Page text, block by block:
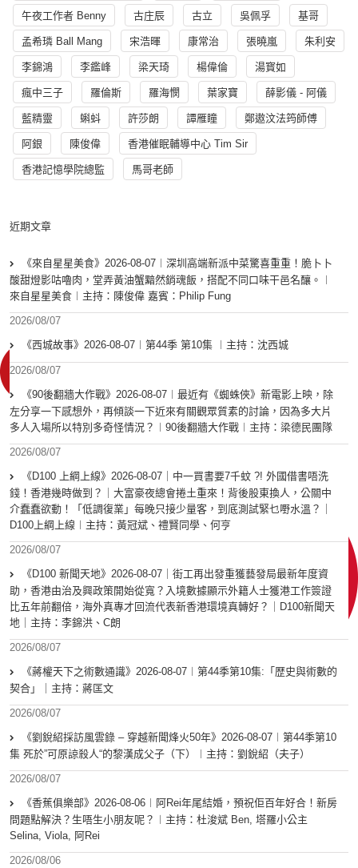
午夜工作者 Benny 古庄辰 古立 吳佩孚 基哥
孟希璘 Ball Mang 宋浩暉 康常治 張曉嵐 朱利安
李錦鴻 李鑑峰 梁天琦 楊偉倫 湯寳如
瘋中三子 羅倫斯 羅海憫 葉家寶 薛影儀 - 阿儀
藍精靈 蝌蚪 許莎朗 譚雁瞳 鄭遨汶法筠師傅
阿銀 陳俊偉 香港催眠輔導中心 Tim Sir
香港記憶學院總監 馬哥老師
近期文章
《來自星星美食》2026-08-07︱深圳高端新派中菜驚喜重重！脆卜卜
酸甜燈影咕嚕肉，堂弄黃油蟹黯然銷魂飯，搭配不同口味干邑名釀。︱
來自星星美食︱主持：陳俊偉 嘉賓：Philip Fung
2026/08/07
《西城故事》2026-08-07︱第44季 第10集 ︱主持：沈西城
2026/08/07
《90後翻牆大作戰》2026-08-07︱最近有《蜘蛛俠》新電影上映，除
左分享一下感想外，再傾談一下近來有關觀眾質素的討論，因為多大片
多人入場所以特別多奇怪情況？︱90後翻牆大作戰︱主持：梁德民團隊
2026/08/07
《D100 上綱上線》2026-08-07｜中一買書要7千蚊 ?! 外國借書唔洗
錢！香港幾時做到？｜大富豪夜總會捲土重來！背後股東換人，公關中
介蠢蠢欲動！「低調復業」每晚只接少量客，到底測試緊乜嘢水溫？｜
D100上綱上線︱主持：黃冠斌、禮賢同學、何亨
2026/08/07
《D100 新聞天地》2026-08-07｜街工再出發重獲藝發局最新年度資
助，香港由治及興政策開始從寬？入境數據顯示外籍人士獲港工作簽證
比五年前翻倍，海外真專才回流代表新香港環境真轉好？｜D100新聞天
地｜主持：李錦洪、C朗
2026/08/07
《蔣權天下之術數通識》2026-08-07︱第44季第10集:「歴史與術數的
契合」｜主持：蔣匡文
2026/08/07
《劉銳紹採訪風雲錄 – 穿越新聞烽火50年》2026-08-07︱第44季第10
集 死於”可原諒殺人“的黎漢成父子（下）︱主持：劉銳紹（夫子）
2026/08/07
《香蕉俱樂部》2026-08-06︱阿Rei年尾結婚，預祝佢百年好合！新房
問題點解決？生唔生小朋友呢？︱主持：杜浚斌 Ben, 塔羅小公主
Selina, Viola, 阿Rei
2026/08/06